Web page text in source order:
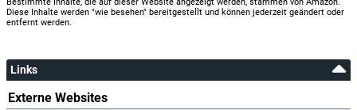
Bestimmte Inhalte, die auf dieser Website angezeigt werden, stammen von Amazon.
Diese Inhalte werden "wie besehen" bereitgestellt und können jederzeit geändert oder
entfernt werden.
Links
Externe Websites